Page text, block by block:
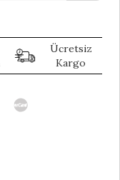
Ücretsiz
Kargo